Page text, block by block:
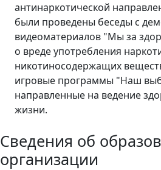
антинаркотической
были проведены беседы с
видеоматериалов "Мы за
о вреде употребления
никотиносодержащих
игровые программы "Наш
направленные на ведение
жизни.
Сведения об
организации